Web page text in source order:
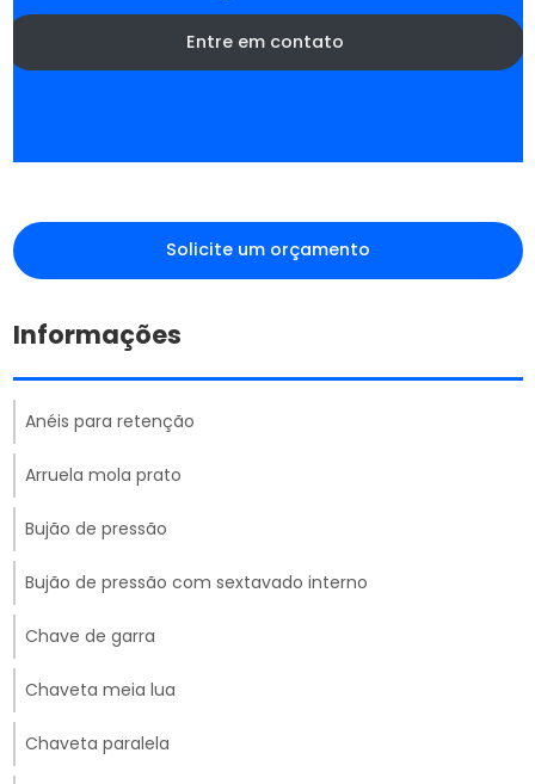
Entre em contato
Solicite um orçamento
Informações
Anéis para retenção
Arruela mola prato
Bujão de pressão
Bujão de pressão com sextavado interno
Chave de garra
Chaveta meia lua
Chaveta paralela